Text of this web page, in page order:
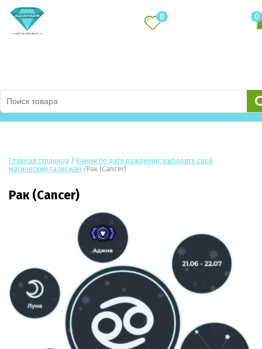
0 0
Каталог товаров
Главная страница / Камни по дате рождения: выберите свой
магический талисман / Рак (Cancer)
Рак (Cancer)